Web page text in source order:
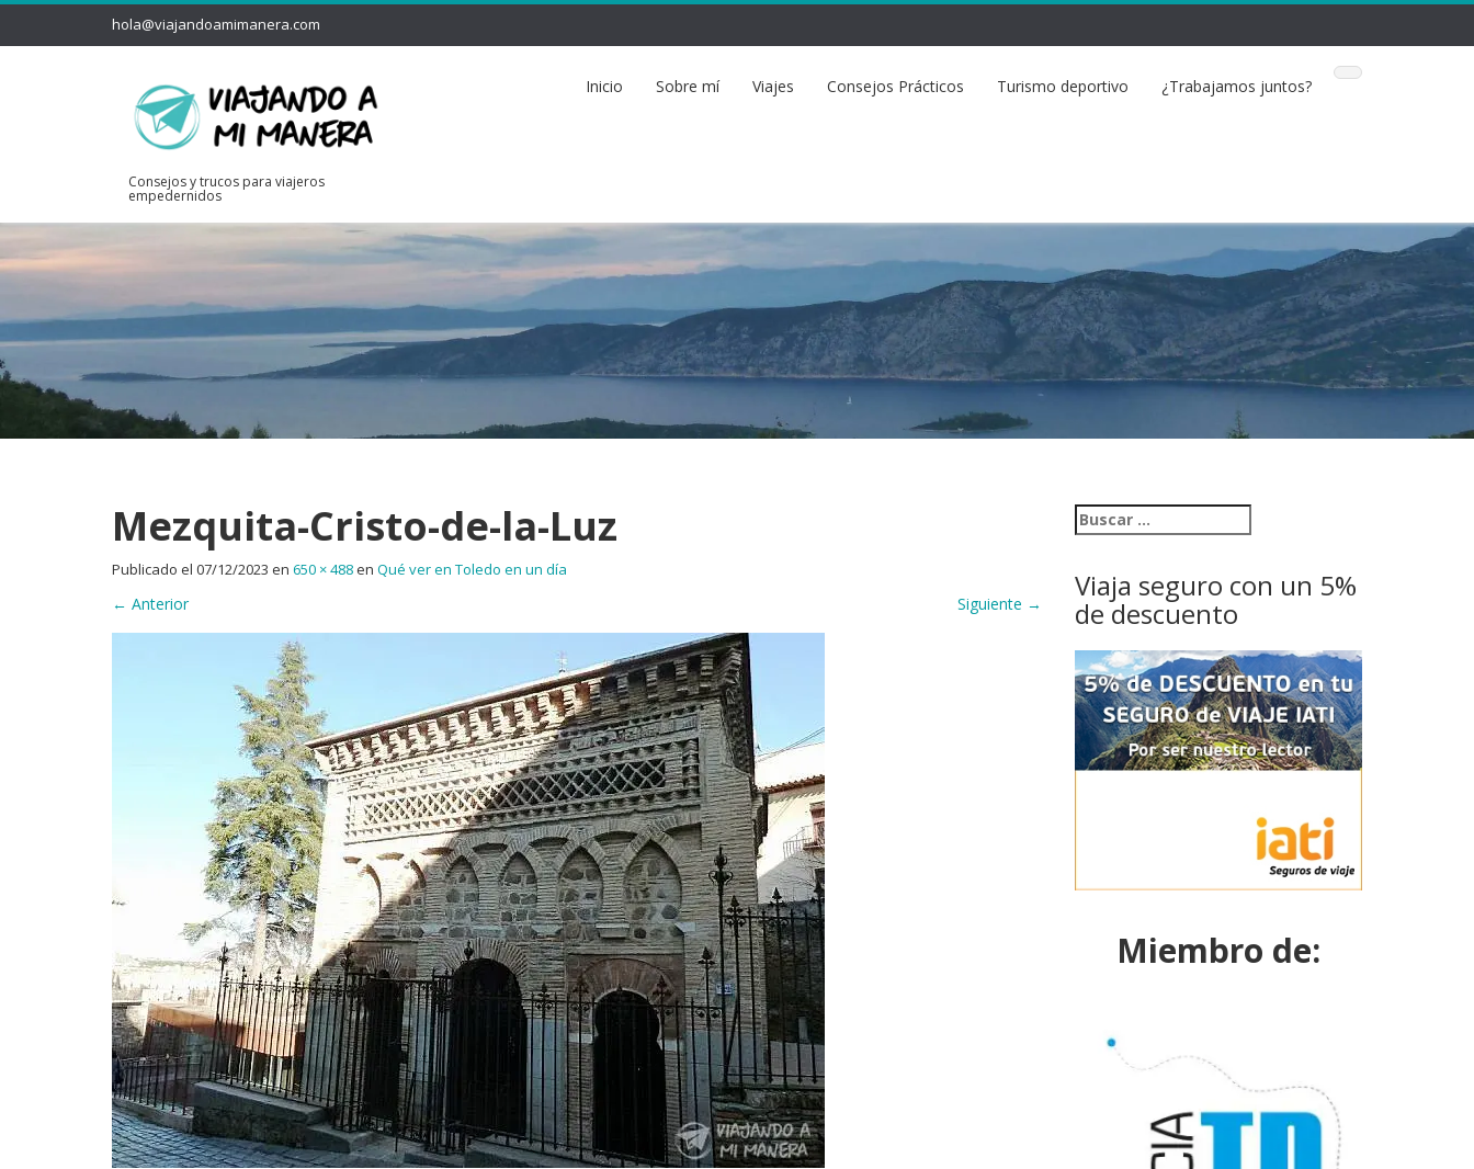
hola@viajandoamimanera.com
Consejos y trucos para viajeros
empedernidos
Inicio Sobre mí Viajes Consejos Prácticos Turismo deportivo ¿Trabajamos juntos?
Mezquita-Cristo-de-la-Luz
Publicado el 07/12/2023 en 650 × 488en Qué ver en Toledo en un día
← Anterior Siguiente →
Viaja seguro con un 5%
de descuento
Miembro de: